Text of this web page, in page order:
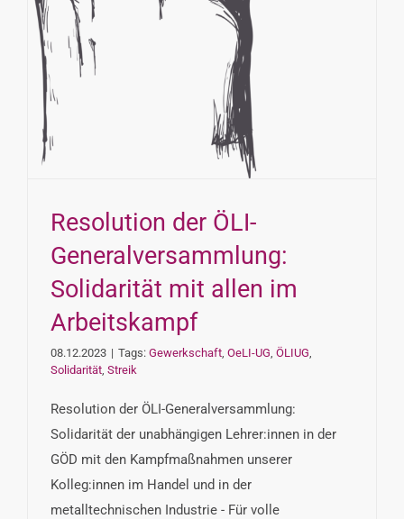
Resolution der ÖLI-
Generalversammlung:
Solidarität mit allen im
Arbeitskampf
08.12.2023 | Tags: Gewerkschaft OeLI-UG ÖLIUG
Solidarität Streik
Resolution der ÖLI-Generalversammlung:
Solidarität der unabhängigen Lehrer:innen in der
GÖD mit den Kampfmaßnahmen unserer
Kolleg:innen im Handel und in der
metalltechnischen Industrie - Für volle